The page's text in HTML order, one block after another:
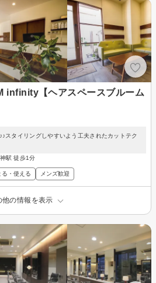
infinity【ヘアスペースブルーム
スタイリングしやすいよう工夫されたカットテク
駅 徒歩1分
・使える メンズ歓迎
他の情報を表示